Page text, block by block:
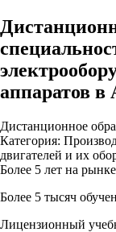
аппаратов в
Дистанционное
Категория:
двигателей и их
Более 5 лет на рынке
Более 5 тысяч
Лицензионный